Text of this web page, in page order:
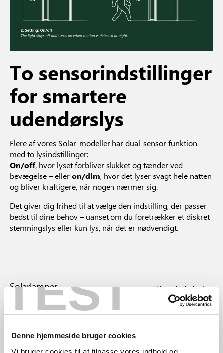
TEST
Denne hjemmeside bruger cookies
Vi bruger cookies til at tilpasse vores indhold og
To sensorindstillinger
for smartere
udendørslys
Flere af vores Solar-modeller har dual-sensor funktion
med to lysindstillinger:
On/off, hvor lyset forbliver slukket og tænder ved
bevægelse – elleron/dim, hvor det lyser svagt hele natten
og bliver kraftigere, når nogen nærmer sig.
Det giver dig frihed til at vælge den indstilling, der passer
bedst til dine behov – uanset om du foretrækker et diskret
stemningslys eller kun lys, når det er nødvendigt.
Solarlamper View all solar lighting